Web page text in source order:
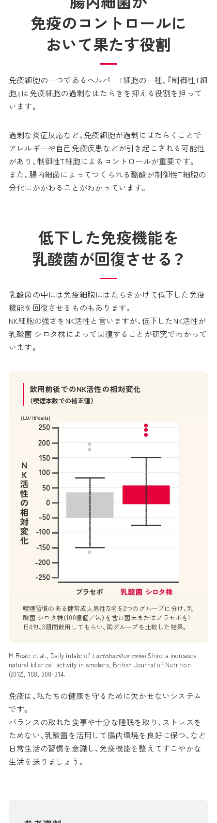
免疫のコントロールに
おいて果たす役割
免疫細胞の一つであるヘルパーT細胞の一種、『制御性T細
胞』は免疫細胞の過剰なはたらきを抑える役割を担って
います。
過剰な炎症反応など、免疫細胞が過剰にはたらくことで
アレルギーや自己免疫疾患などが引き起こされる可能性
があり、制御性T細胞によるコントロールが重要です。
また、腸内細菌によってつくられる酪酸が制御性T細胞の
分化にかかわることがわかっています。
低下した免疫機能を
乳酸菌が回復させる？
乳酸菌の中には免疫細胞にはたらきかけて低下した免疫
機能を回復させるものもあります。
NK細胞の強さをNK活性と言いますが、低下したNK活性が
乳酸菌 シロタ株によって回復することが研究でわかって
います。
飲用前後でのNK活性の相対変化
（喫煙本数での補正値）
喫煙習慣のある健常成人男性72名を2つのグループに分け、乳
酸菌 シロタ株（100億個／包）を含む菌末またはプラセボを1
日4包、3週間飲用してもらい、両グループを比較した結果。
M Reale et al., Daily intake of Lactobacillus caseiShirota increases
natural killer cell activity in smokers, British Journal of Nutrition
(2012), 108, 308–314.
免疫は、私たちの健康を守るために欠かせないシステム
です。
バランスの取れた食事や十分な睡眠を取り、ストレスを
ためない、乳酸菌を活用して腸内環境を良好に保つ、など
日常生活の習慣を意識し、免疫機能を整えてすこやかな
生活を送りましょう。